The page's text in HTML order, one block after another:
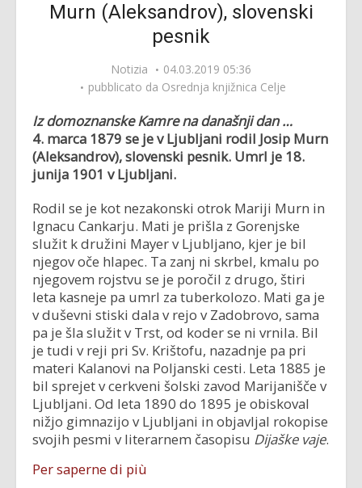
Murn (Aleksandrov), slovenski
pesnik
Notizia
04.03.2019 05:36
pubblicato da Osrednja knjižnica Celje
Iz domoznanske Kamre na današnji dan …
4. marca 1879 se je v Ljubljani rodil Josip Murn
(Aleksandrov), slovenski pesnik. Umrl je 18.
junija 1901 v Ljubljani.
Rodil se je kot nezakonski otrok Mariji Murn in
Ignacu Cankarju. Mati je prišla z Gorenjske
služit k družini Mayer v Ljubljano, kjer je bil
njegov oče hlapec. Ta zanj ni skrbel, kmalu po
njegovem rojstvu se je poročil z drugo, štiri
leta kasneje pa umrl za tuberkolozo. Mati ga je
v duševni stiski dala v rejo v Zadobrovo, sama
pa je šla služit v Trst, od koder se ni vrnila. Bil
je tudi v reji pri Sv. Krištofu, nazadnje pa pri
materi Kalanovi na Poljanski cesti. Leta 1885 je
bil sprejet v cerkveni šolski zavod Marijanišče v
Ljubljani. Od leta 1890 do 1895 je obiskoval
nižjo gimnazijo v Ljubljani in objavljal rokopise
svojih pesmi v literarnem časopisu Dijaške vaje.
Per saperne di più